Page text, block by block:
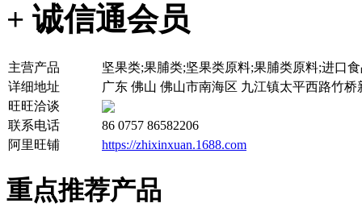
+ 诚信通会员
主营产品
坚果类;果脯类;坚果类原料;果脯类原料;进口
详细地址
广东 佛山 佛山市南海区 九江镇太平西路竹
旺旺洽谈
联系电话
86 0757 86582206
阿里旺铺
https://zhixinxuan.1688.com
重点推荐产品